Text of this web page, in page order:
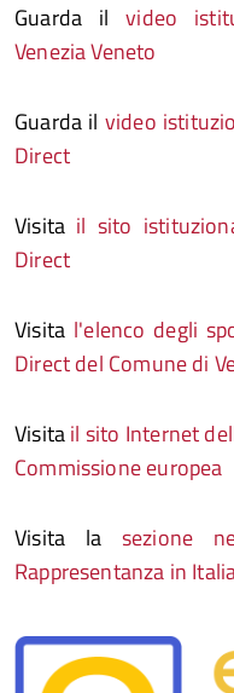
Guarda ilvideo
Venezia Veneto
Guarda il video
Direct
Visita il sito
Direct
Visita l'elenco degli
Direct del Comune di
Visitail sito Internet
Commissione europea
Visita la sezione
Rappresentanza in